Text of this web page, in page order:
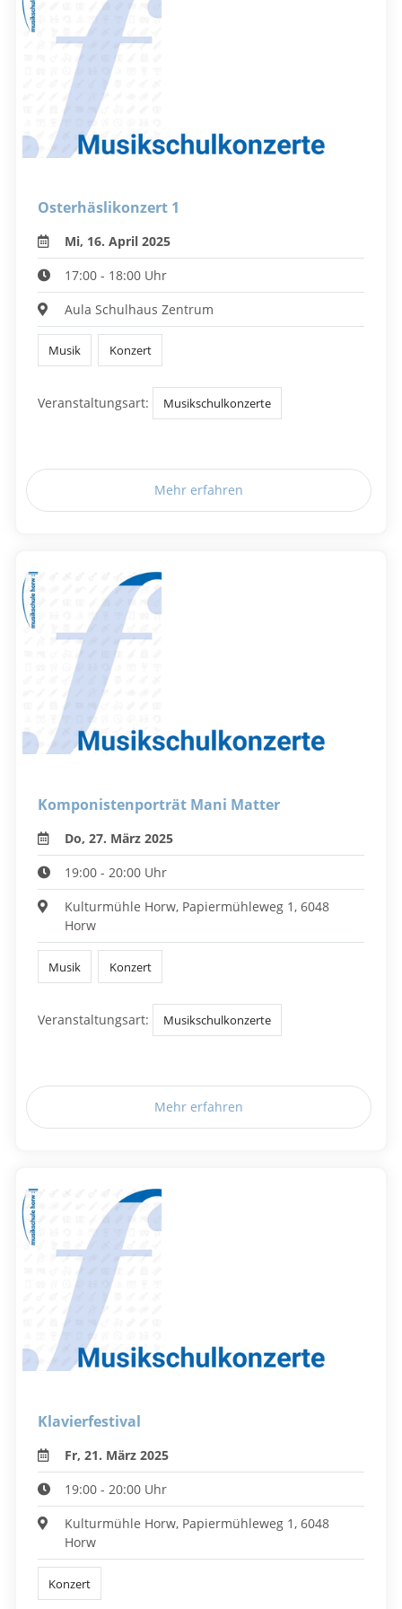
Osterhäslikonzert 1
Mi, 16. April 2025
17:00 - 18:00 Uhr
Aula Schulhaus Zentrum
Musik Konzert
Veranstaltungsart: Musikschulkonzerte
Mehr erfahren
Komponistenporträt Mani Matter
Do, 27. März 2025
19:00 - 20:00 Uhr
Kulturmühle Horw, Papiermühleweg 1, 6048
Horw
Musik Konzert
Veranstaltungsart: Musikschulkonzerte
Mehr erfahren
Klavierfestival
Fr, 21. März 2025
19:00 - 20:00 Uhr
Kulturmühle Horw, Papiermühleweg 1, 6048
Horw
Konzert